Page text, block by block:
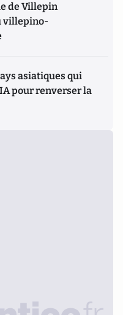
de Villepin
villepino-
asiatiques qui
pour renverser la